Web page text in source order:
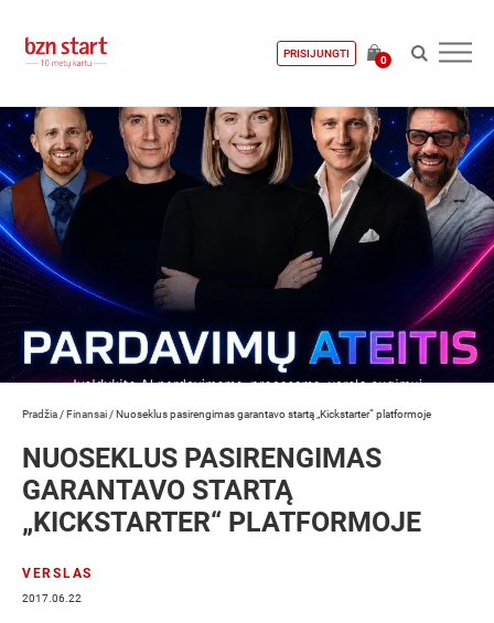
PRISIJUNGTI
0
Pradžia /Finansai /Nuoseklus pasirengimas garantavo startą „Kickstarter“ platformoje
NUOSEKLUS PASIRENGIMAS
GARANTAVO STARTĄ
„KICKSTARTER“ PLATFORMOJE
VERSLAS
2017.06.22